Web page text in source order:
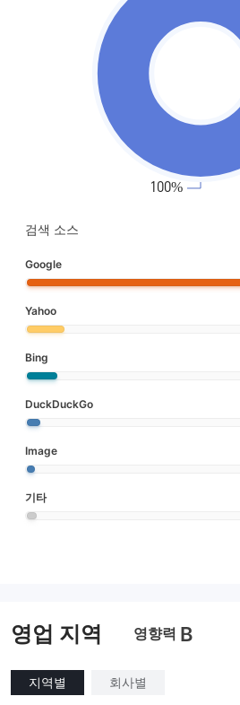
검색 소스
Google
Yahoo
Bing
DuckDuckGo
Image
기타
영업 지역 영향력 B
지역별 회사별